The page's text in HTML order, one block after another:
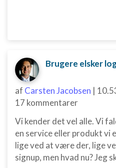
Brugere elsker
af Carsten Jacobsen |
17 kommentarer
Vi kender det vel alle. Vi
en service eller produkt vi
lige ved at være der, lige
signup, men hvad nu? Jeg
Oprette profiler for at
Bruge profiler til at vælge
Måle annonceringseffektivitet
Måle indholdseffektivitet
Forstå målgrupper gennem
kombinationer af
kilder